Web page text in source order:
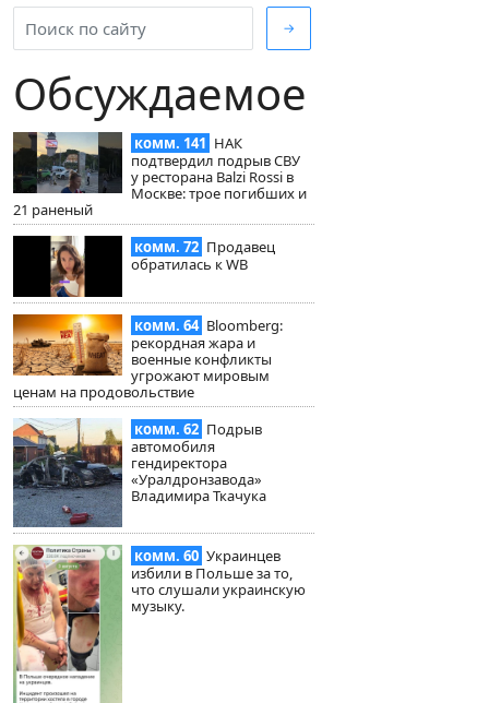
→
Обсуждаемое
комм. 141 НАК
подтвердил подрыв СВУ
у ресторана Balzi Rossi в
Москве: трое погибших и
21 раненый
комм. 72 Продавец
обратилась к WB
комм. 64 Bloomberg:
рекордная жара и
военные конфликты
угрожают мировым
ценам на продовольствие
комм. 62 Подрыв
автомобиля
гендиректора
«Уралдронзавода»
Владимира Ткачука
комм. 60 Украинцев
избили в Польше за то,
что слушали украинскую
музыку.